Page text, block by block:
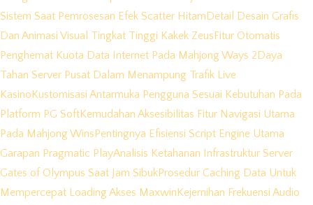
Sistem Saat Pemrosesan Efek Scatter Hitam Detail Desain Grafis
Dan Animasi Visual Tingkat Tinggi Kakek Zeus Fitur Otomatis
Penghemat Kuota Data Internet Pada Mahjong Ways 2 Daya
Tahan Server Pusat Dalam Menampung Trafik Live
Kasino Kustomisasi Antarmuka Pengguna Sesuai Kebutuhan Pada
Platform PG SoftKemudahan Aksesibilitas Fitur Navigasi Utama
Pada Mahjong Wins Pentingnya Efisiensi Script Engine Utama
Garapan Pragmatic PlayAnalisis Ketahanan Infrastruktur Server
Gates of Olympus Saat Jam SibukProsedur Caching Data Untuk
Mempercepat Loading Akses Maxwin Kejernihan Frekuensi Audio